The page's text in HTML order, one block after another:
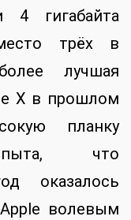
4 гигабайта
трёх в
лучшая
X в прошлом
планку
опыта, что
оказалось
волевым